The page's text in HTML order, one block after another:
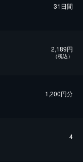
31日間
2,189円
（税込）
1,200円分
4